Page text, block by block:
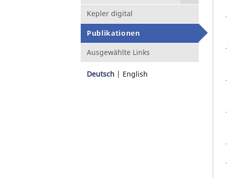
Kepler digital
Publikationen
Ausgewählte Links
Deutsch English